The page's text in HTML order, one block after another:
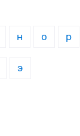
н о р
э